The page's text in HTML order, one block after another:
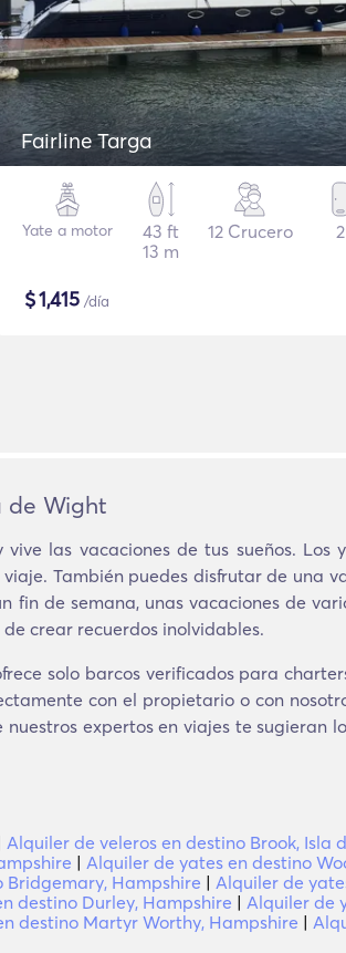
Fairline Targa
Yate a motor
43 ft
13 m
12 Crucero 2
$1,415 /día
de Wight
vive las vacaciones de tus sueños.
También puedes disfrutar de una
fin de semana, unas vacaciones de
crear recuerdos inolvidables.
solo barcos verificados para
con el propietario o con
expertos en viajes te sugieran
Alquiler de veleros en destino Brook, Isla
| Alquiler de yates en destino
Hampshire | Alquiler de
destino Durley, Hampshire | Alquiler de
destino Martyr Worthy, Hampshire |